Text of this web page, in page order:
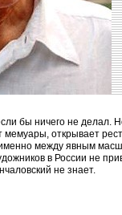
бы ничего не делал.
открывает
между явным
в России не
не знает.